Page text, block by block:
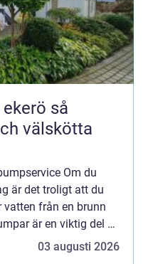
så
välskötta
Om du
är det troligt att du
vatten från en brunn
är en viktig del av
att underhålla dem
03 augusti 2026